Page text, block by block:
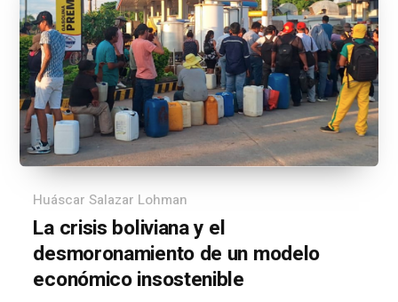
Huáscar Salazar Lohman
La crisis boliviana y el
desmoronamiento de un modelo
económico insostenible